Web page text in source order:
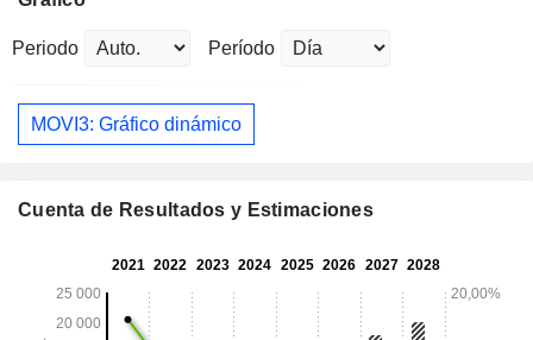
Periodo Período
MOVI3: Gráfico dinámico
Cuenta de Resultados y Estimaciones